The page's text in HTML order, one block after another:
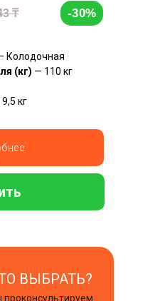
ВЫБРАТЬ?
проконсультируем
Колодочная
(кг) — 110 кг
кг
-30%
₸